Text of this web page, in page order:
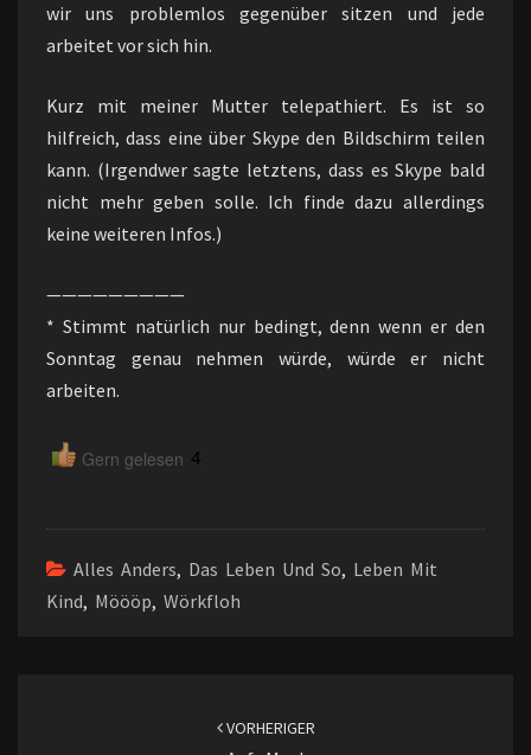
wir uns problemlos gegenüber sitzen und jede
arbeitet vor sich hin.
Kurz mit meiner Mutter telepathiert. Es ist so
hilfreich, dass eine über Skype den Bildschirm teilen
kann. (Irgendwer sagte letztens, dass es Skype bald
nicht mehr geben solle. Ich finde dazu allerdings
keine weiteren Infos.)
—————————
* Stimmt natürlich nur bedingt, denn wenn er den
Sonntag genau nehmen würde, würde er nicht
arbeiten.
Gern gelesen 4
Alles Anders, Das Leben Und So, Leben Mit
Kind, Möööp, Wörkfloh
VORHERIGER